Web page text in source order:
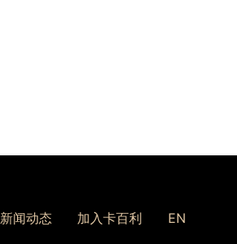
新闻动态 加入卡百利 EN